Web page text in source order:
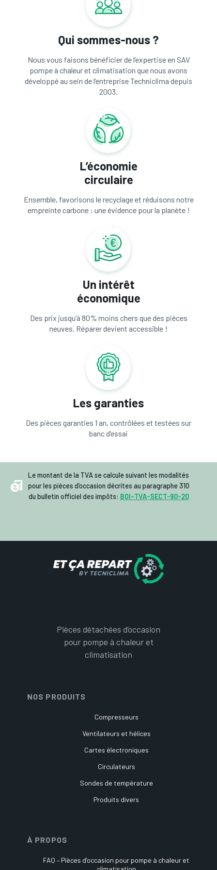
Qui sommes-nous ?
Nous vous faisons bénéficier de l’expertise en SAV
pompe à chaleur et climatisation que nous avons
développé au sein de l’entreprise Techniclima depuis
2003.
L’économie
circulaire
Ensemble, favorisons le recyclage et réduisons notre
empreinte carbone : une évidence pour la planète !
Un intérêt
économique
Des prix jusqu’à 80% moins chers que des pièces
neuves. Réparer devient accessible !
Les garanties
Des pièces garanties 1 an, contrôlées et testées sur
banc d’essai
Le montant de la TVA se calcule suivant les modalités
pour les pièces d’occasion décrites au paragraphe 310
du bulletin officiel des impôts: BOI-TVA-SECT-90-20
Pièces détachées d’occasion
pour pompe à chaleur et
climatisation
NOS PRODUITS
Compresseurs
Ventilateurs et hélices
Cartes électroniques
Circulateurs
Sondes de température
Produits divers
À PROPOS
FAQ – Pièces d’occasion pour pompe à chaleur et